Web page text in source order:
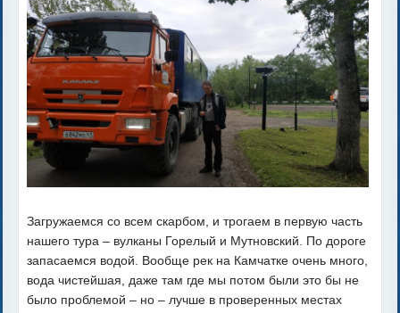
Загружаемся со всем скарбом, и трогаем в первую часть
нашего тура – вулканы Горелый и Мутновский. По дороге
запасаемся водой. Вообще рек на Камчатке очень много,
вода чистейшая, даже там где мы потом были это бы не
было проблемой – но – лучше в проверенных местах